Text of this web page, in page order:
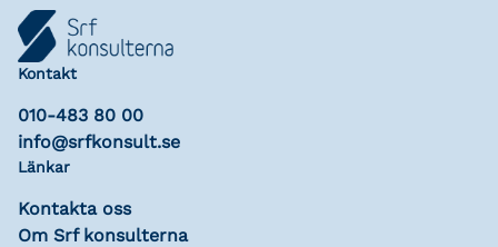
Kontakt
010-483 80 00
info@srfkonsult.se
Länkar
Kontakta oss
Om Srf konsulterna